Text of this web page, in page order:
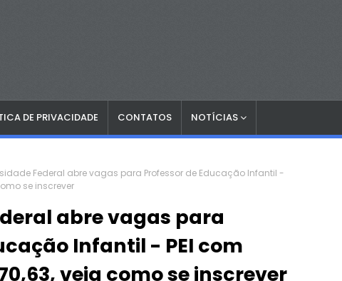
DE PRIVACIDADE CONTATOS NOTÍCIAS
Federal abre vagas para Professor de Educação Infantil -
se inscrever
abre vagas para
Infantil - PEI com
veja como se inscrever